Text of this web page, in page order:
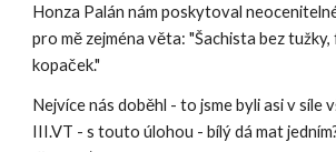
Honza Palán nám poskytoval
pro mě zejména věta: "Šachista bez
kopaček."
Nejvíce nás doběhl - to jsme byli asi v síle
III.VT - s touto úlohou - bílý dá mat